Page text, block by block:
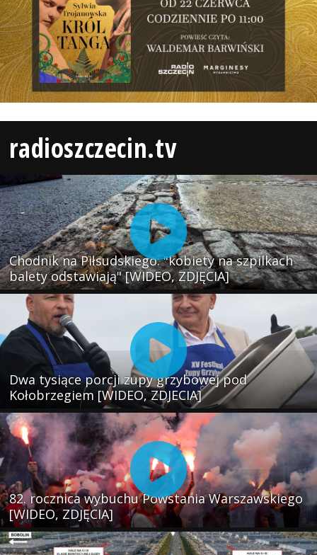
radioszczecin.tv
Chodnik na Piłsudskiego: "kobiety na szpilkach
balety odstawiają" [WIDEO, ZDJĘCIA]
Dwa tysiące porcji zupy grzybowej pod
Kołobrzegiem [WIDEO, ZDJECIA]
82. rocznica wybuchu Powstania Warszawskiego
[WIDEO, ZDJĘCIA]